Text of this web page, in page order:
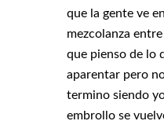
que la gente ve
mezcolanza
que pienso de lo
aparentar pero
termino siendo
embrollo se